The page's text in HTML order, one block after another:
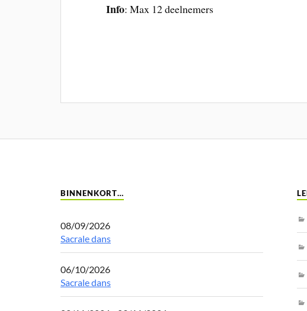
Info: Max 12 deelnemers
BINNENKORT…
08/09/2026
Sacrale dans
06/10/2026
Sacrale dans